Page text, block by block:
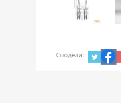
Сподели: